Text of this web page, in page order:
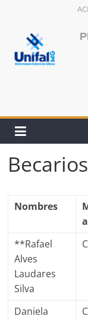
contenido
Nombres
**Rafael
Alves
Laudares
Silva
Daniela